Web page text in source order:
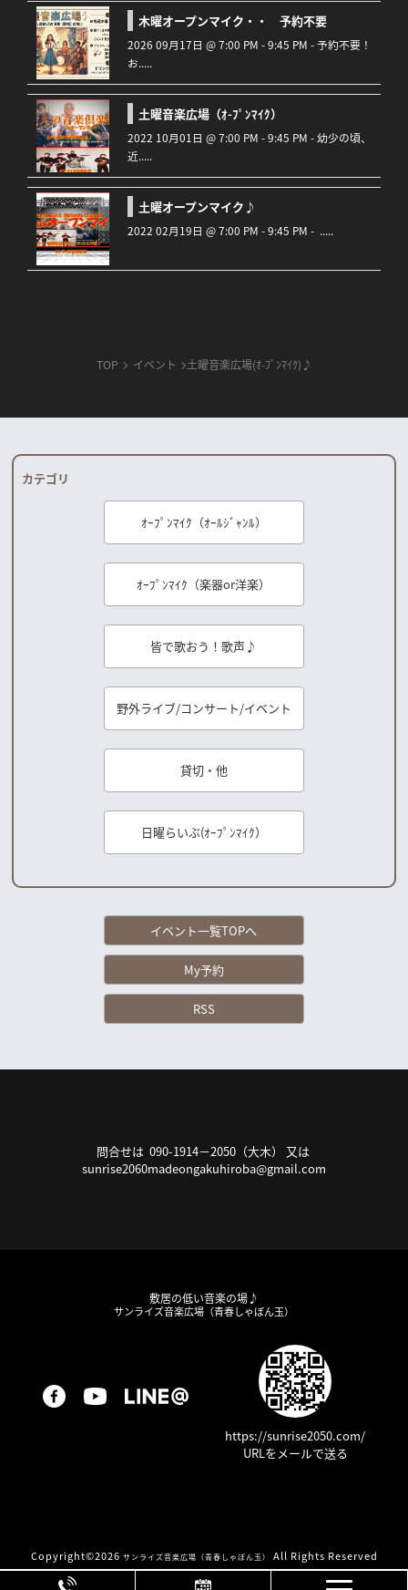
木曜オープンマイク・・ 予約不要
2026 09月17日 @ 7:00 PM - 9:45 PM - 予約不要！
お.....
土曜音楽広場（ｵ-ﾌﾟﾝﾏｲｸ）
2022 10月01日 @ 7:00 PM - 9:45 PM - 幼少の頃、
近.....
土曜オープンマイク♪
2022 02月19日 @ 7:00 PM - 9:45 PM - .....
TOP イベント 土曜音楽広場(ｵ-ﾌﾟﾝﾏｲｸ)♪
カテゴリ
ｵｰﾌﾟﾝﾏｲｸ（ｵｰﾙｼﾞｬﾝﾙ）
ｵｰﾌﾟﾝﾏｲｸ（楽器or洋楽）
皆で歌おう！歌声♪
野外ライブ/コンサート/イベント
貸切・他
日曜らいぶ(ｵｰﾌﾟﾝﾏｲｸ）
イベント一覧TOPへ
My予約
RSS
問合せは 090-1914－2050（大木） 又は
sunrise2060madeongakuhiroba@gmail.com
敷居の低い音楽の場♪
サンライズ音楽広場（青春しゃぼん玉）
https://sunrise2050.com/
URLをメールで送る
Copyright©2026 サンライズ音楽広場（青春しゃぼん玉） All Rights Reserved